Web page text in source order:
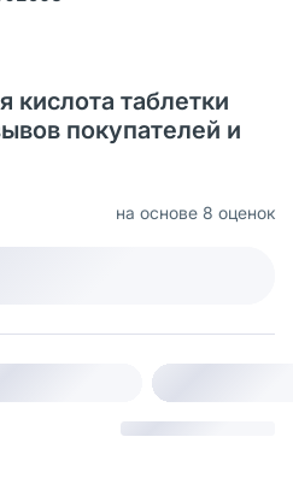
кислота таблетки
покупателей и
на основе 8 оценок